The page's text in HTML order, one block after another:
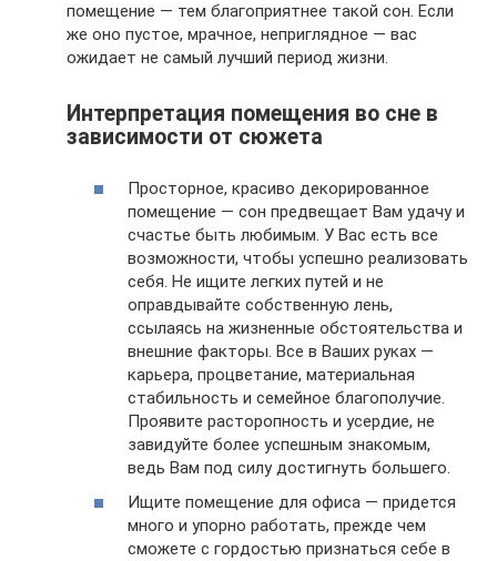
помещение — тем благоприятнее такой сон. Если
же оно пустое, мрачное, неприглядное — вас
ожидает не самый лучший период жизни.
Интерпретация помещения во сне в
зависимости от сюжета
Просторное, красиво декорированное
помещение — сон предвещает Вам удачу и
счастье быть любимым. У Вас есть все
возможности, чтобы успешно реализовать
себя. Не ищите легких путей и не
оправдывайте собственную лень,
ссылаясь на жизненные обстоятельства и
внешние факторы. Все в Ваших руках —
карьера, процветание, материальная
стабильность и семейное благополучие.
Проявите расторопность и усердие, не
завидуйте более успешным знакомым,
ведь Вам под силу достигнуть большего.
Ищите помещение для офиса — придется
много и упорно работать, прежде чем
сможете с гордостью признаться себе в